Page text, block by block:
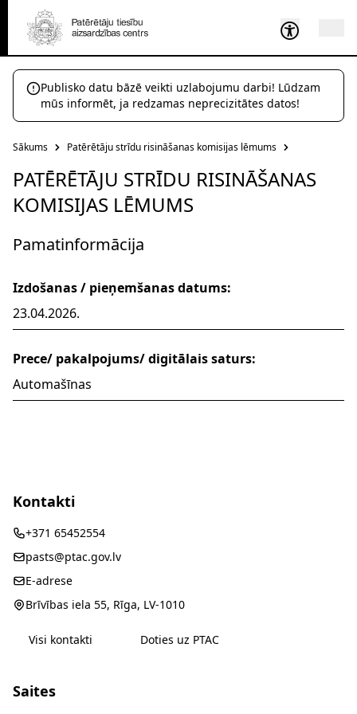
Publisko datu bāzē veikti uzlabojumu darbi! Lūdzam
mūs informēt, ja redzamas neprecizitātes datos!
Sākums Patērētāju strīdu risināšanas komisijas lēmums
PATĒRĒTĀJU STRĪDU RISINĀŠANAS
KOMISIJAS LĒMUMS
Pamatinformācija
Izdošanas / pieņemšanas datums:
23.04.2026.
Prece/ pakalpojums/ digitālais saturs:
Automašīnas
Kontakti
+371 65452554
pasts@ptac.gov.lv
E-adrese
Brīvības iela 55, Rīga, LV-1010
Visi kontakti Doties uz PTAC
Saites